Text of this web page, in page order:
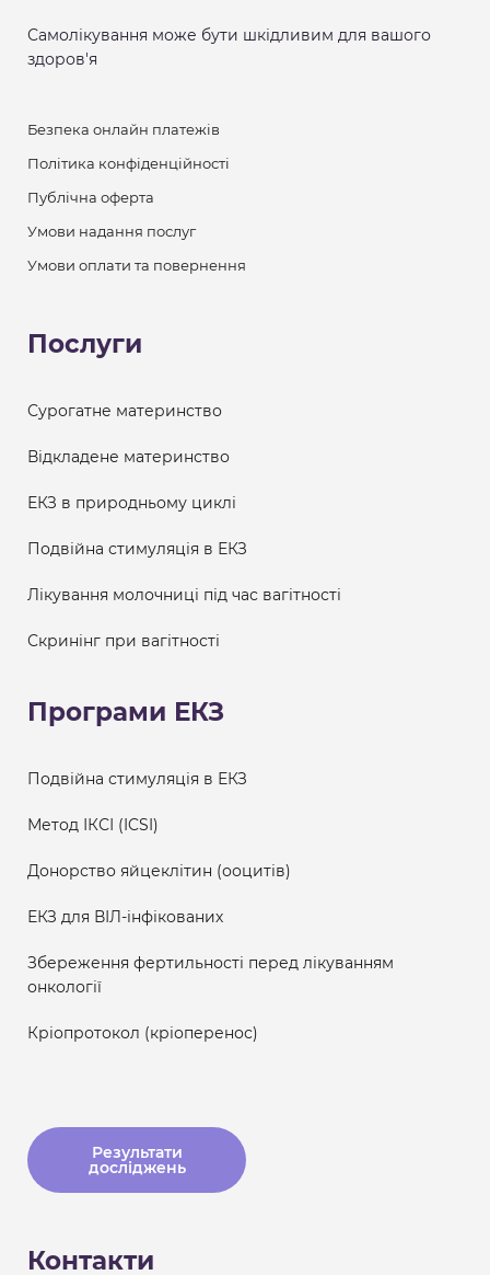
Самолікування може бути шкідливим для вашого
здоров'я
Безпека онлайн платежів
Політика конфіденційності
Публічна оферта
Умови надання послуг
Умови оплати та повернення
Послуги
Сурогатне материнство
Відкладене материнство
ЕКЗ в природньому циклі
Подвійна стимуляція в ЕКЗ
Лікування молочниці під час вагітності
Скринінг при вагітності
Програми ЕКЗ
Подвійна стимуляція в ЕКЗ
Метод ІКСІ (ICSI)
Донорство яйцеклітин (ооцитів)
ЕКЗ для ВІЛ-інфікованих
Збереження фертильності перед лікуванням
онкології
Кріопротокол (кріоперенос)
Результати
досліджень
Контакти